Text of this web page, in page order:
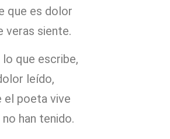
que es dolor
veras siente.
que escribe,
leído,
el poeta vive
han tenido.